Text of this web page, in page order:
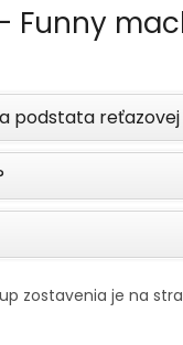
Funny
podstata
zostavenia je na